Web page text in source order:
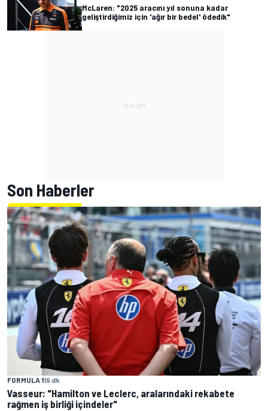
McLaren: "2025 aracını yıl sonuna kadar
geliştirdiğimiz için 'ağır bir bedel' ödedik"
Son Haberler
FORMULA 119 dk
Vasseur: "Hamilton ve Leclerc, aralarındaki rekabete
rağmen iş birliği içindeler"